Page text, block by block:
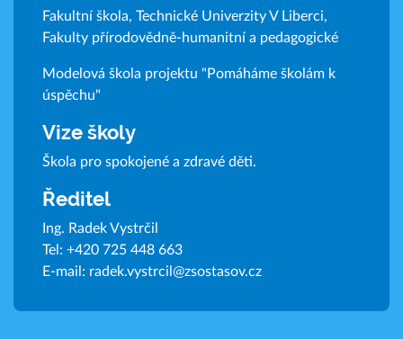
Fakultní škola, Technické Univerzity V Liberci,
Fakulty přírodovědně-humanitní a pedagogické
Modelová škola projektu "Pomáháme školám k
úspěchu"
Vize školy
Škola pro spokojené a zdravé děti.
Ředitel
Ing. Radek Vystrčil
Tel: +420 725 448 663
E-mail: radek.vystrcil@zsostasov.cz